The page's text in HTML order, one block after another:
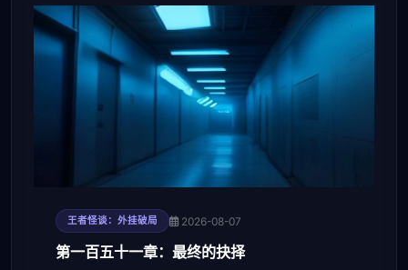
王者怪谈：外挂破局 2026-08-07
第一百五十一章：最终的抉择